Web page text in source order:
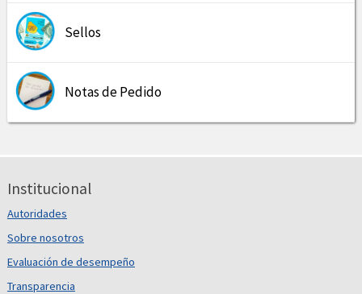
Sellos
Notas de Pedido
Institucional
Autoridades
Sobre nosotros
Evaluación de desempeño
Transparencia